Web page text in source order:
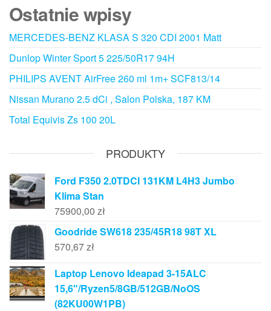
Ostatnie wpisy
MERCEDES-BENZ KLASA S 320 CDI 2001 Matt
Dunlop Winter Sport 5 225/50R17 94H
PHILIPS AVENT AirFree 260 ml 1m+ SCF813/14
Nissan Murano 2.5 dCi , Salon Polska, 187 KM
Total Equivis Zs 100 20L
PRODUKTY
Ford F350 2.0TDCI 131KM L4H3 Jumbo
Klima Stan
75900,00 zł
Goodride SW618 235/45R18 98T XL
570,67zł
Laptop Lenovo Ideapad 3-15ALC
15,6"/Ryzen5/8GB/512GB/NoOS
(82KU00W1PB)